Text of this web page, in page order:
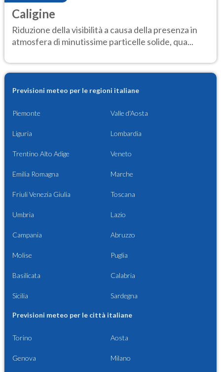
Caligine
Riduzione della visibilità a causa della presenza in
atmosfera di minutissime particelle solide, qua...
Previsioni meteo per le regioni italiane
Piemonte Valle d'Aosta
Liguria Lombardia
Trentino Alto Adige Veneto
Emilia Romagna Marche
Friuli Venezia Giulia Toscana
Umbria Lazio
Campania Abruzzo
Molise Puglia
Basilicata Calabria
Sicilia Sardegna
Previsioni meteo per le città italiane
Torino Aosta
Genova Milano